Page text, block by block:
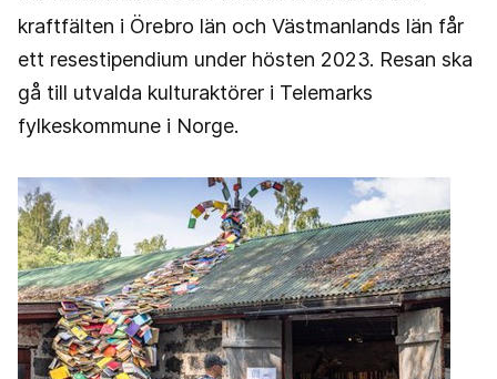
kraftfälten i Örebro län och Västmanlands län får
ett resestipendium under hösten 2023. Resan ska
gå till utvalda kulturaktörer i Telemarks
fylkeskommune i Norge.